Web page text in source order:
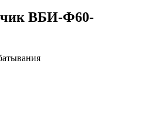
ВБИ-Ф60-